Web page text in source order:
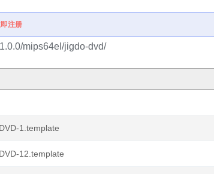
注册
mips64el/jigdo-dvd/
1.template
12.template